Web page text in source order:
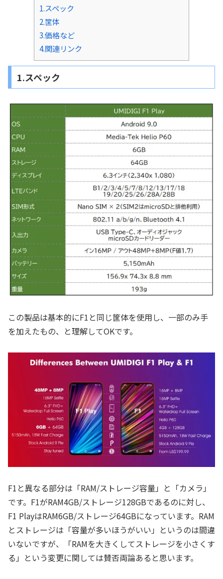
1.スペック
2.筐体
3.価格など
4.関連リンク
1.スペック
この製品は基本的にF1と同じ筐体を使用し、一部のみ手
を加えたもの、と理解してOKです。
F1と異なる部分は「RAM/ストレージ容量」と「カメラ」
です。F1がRAM4GB/ストレージ128GBであるのに対し、
F1 PlayはRAM6GB/ストレージ64GBになっています。RAM
とストレージは「容量が多いほうがいい」というのは間違
いないですが、「RAMを大きくしてストレージを小さくす
る」という変更に関しては賛否両論あると思います。